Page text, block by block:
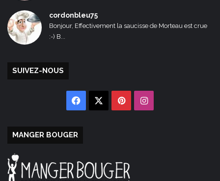
cordonbleu75
Bonjour, Effectivement la saucisse de Morteau est crue
:-) B...
SUIVEZ-NOUS
Facebook PinterestInstagram
MANGER BOUGER